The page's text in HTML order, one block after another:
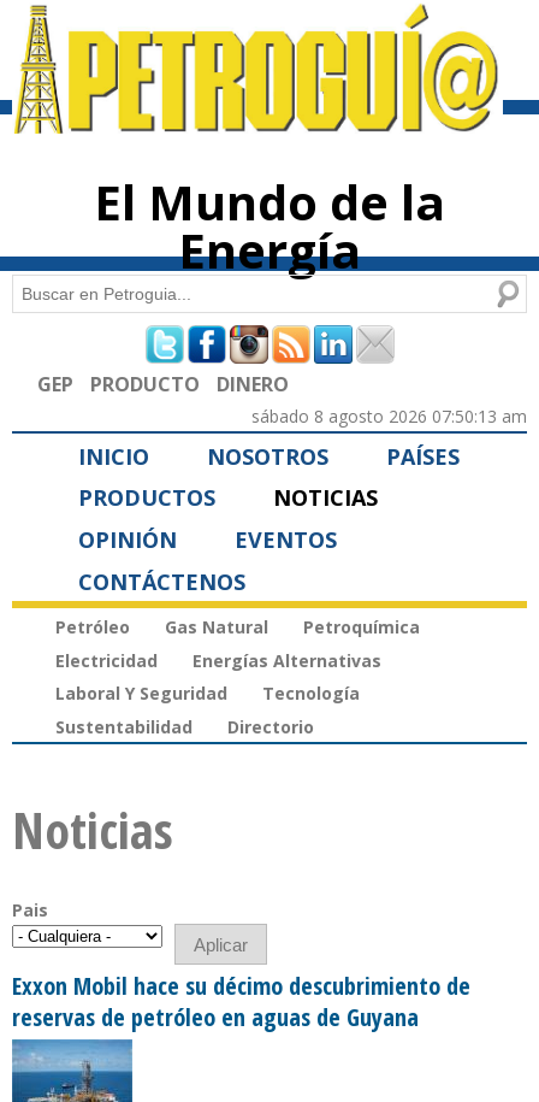
contenido
El Mundo de la
Energía
Formulario de búsqueda
Buscar
GEP PRODUCTO DINERO
sábado 8 agosto 2026 07:50:13 am
INICIO NOSOTROS
PAÍSES
PRODUCTOS
NOTICIAS
OPINIÓN
EVENTOS
CONTÁCTENOS
Petróleo Gas Natural
Petroquímica
Electricidad
Energías Alternativas
Laboral Y Seguridad
Tecnología
Sustentabilidad
Directorio
Noticias
Pais
Exxon Mobil hace su décimo descubrimiento de
reservas de petróleo en aguas de Guyana